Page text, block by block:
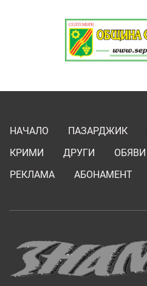
НАЧАЛО ПАЗАРДЖИК
КРИМИ
ДРУГИ ОБЯВИ
РЕКЛАМА
АБОНАМЕНТ